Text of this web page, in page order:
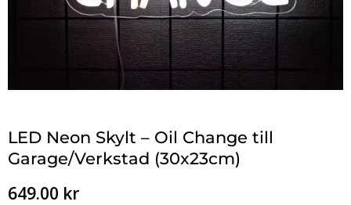
LED Neon Skylt – Oil Change till
Garage/Verkstad (30x23cm)
649.00 kr